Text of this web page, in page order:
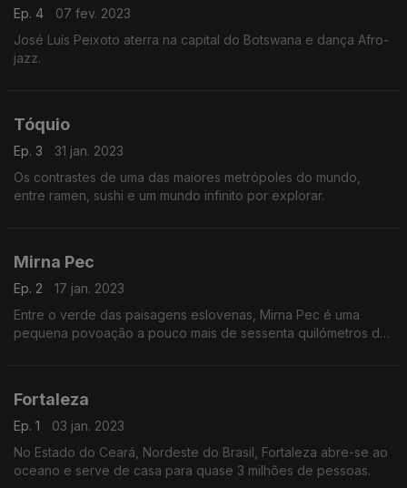
Ep. 4
07 fev. 2023
José Luís Peixoto aterra na capital do Botswana e dança Afro-
jazz.
Tóquio
Ep. 3
31 jan. 2023
Os contrastes de uma das maiores metrópoles do mundo,
entre ramen, sushi e um mundo infinito por explorar.
Mirna Pec
Ep. 2
17 jan. 2023
Entre o verde das paisagens eslovenas, Mirna Pec é uma
pequena povoação a pouco mais de sessenta quilómetros da
Fortaleza
Ep. 1
03 jan. 2023
No Estado do Ceará, Nordeste do Brasil, Fortaleza abre-se ao
oceano e serve de casa para quase 3 milhões de pessoas.